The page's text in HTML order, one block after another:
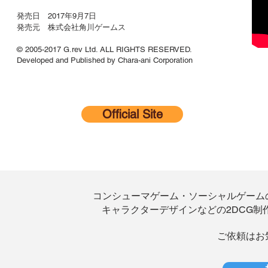
発売日 2017年9月7日
発売元 株式会社角川ゲームス
© 2005-2017 G.rev Ltd. ALL RIGHTS RESERVED.
Developed and Published by Chara-ani Corporation
Official Site
コンシューマゲーム・ソーシャルゲー
キャラクターデザインなどの2DCG
ご依頼は